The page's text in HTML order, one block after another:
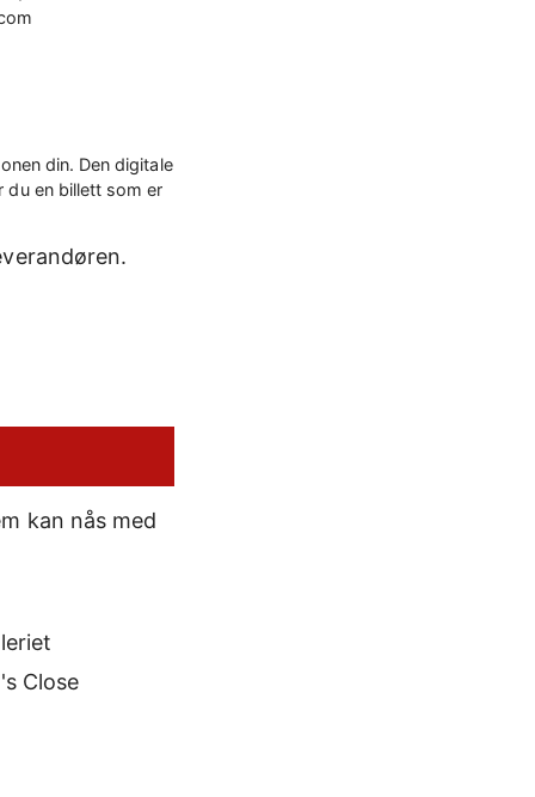
din. Den digitale
du en billett som er
kan nås med
Close